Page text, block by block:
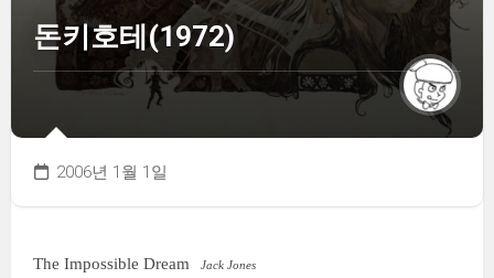
돈키호테(1972)
2006년 1월 1일
The Impossible Dream Jack Jones